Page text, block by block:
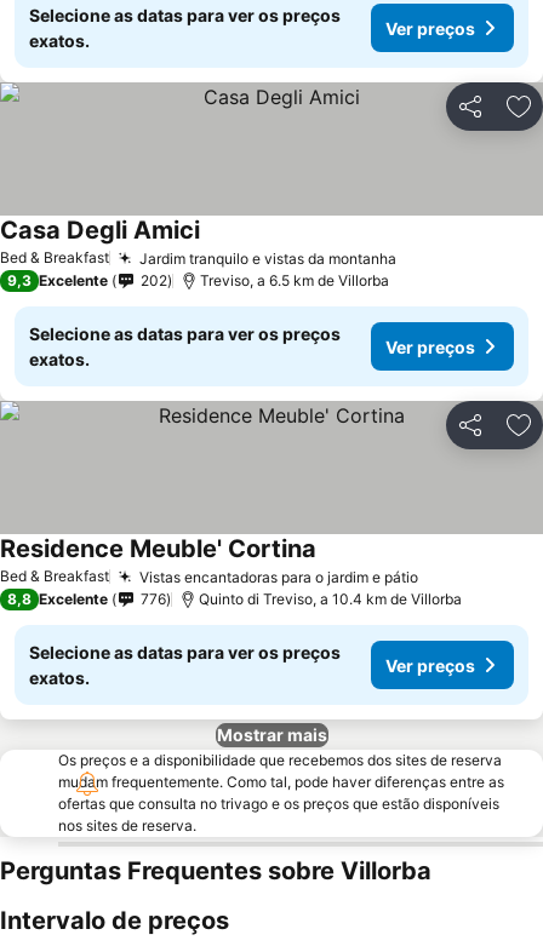
Selecione as datas para ver os preços
exatos.
Ver preços
Partilhar
Bed & Breakfast Jardim tranquilo e vistas da montanha
Casa Degli AmiciVer preços
9,3 Excelente 202 Treviso, a 6.5 km de Villorba
Selecione as datas para ver os preços
exatos.
Ver preços
Partilhar
Bed & Breakfast Vistas encantadoras para o jardim e pátioVer preços
Residence Meuble' Cortina
8,8 Excelente 776 Quinto di Treviso, a 10.4 km de Villorba
Selecione as datas para ver os preços
exatos.
Ver preços
Mostrar mais
Os preços e a disponibilidade que recebemos dos sites de reserva
mudam frequentemente. Como tal, pode haver diferenças entre as
ofertas que consulta no trivago e os preços que estão disponíveis
nos sites de reserva.
Perguntas Frequentes sobre Villorba
Intervalo de preços